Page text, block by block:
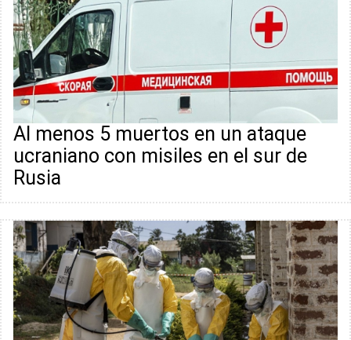
Al menos 5 muertos en un ataque
ucraniano con misiles en el sur de
Rusia